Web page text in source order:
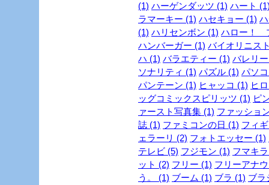
(1) ハーゲンダッツ (1) ハート
ラマーキー (1) ハセキョー (1)
(1) ハリセンボン (1) ハロー！
ハンバーガー (1) バイオリニス
ハ (1) バラエティー (1) バレリ
ソナリティ (1) パズル (1) パソ
パンテーン (1) ヒャッコ (1) ヒ
ッグコミックスピリッツ (1) ピ
ァースト写真集 (1) ファッショ
誌 (1) ファミコンの日 (1) フィ
ェラーリ (2) フォトエッセー (1)
テレビ (5) フジモン (1) フマキ
ット (2) フリー (1) フリーアナ
う。 (1) ブーム (1) ブラ (1) ブラ